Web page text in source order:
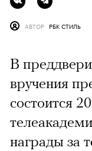
АВТОР РБК СТИЛЬ
В
вручения
состоится
награды за